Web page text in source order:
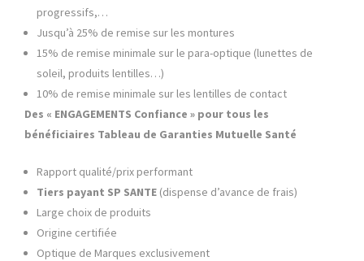
progressifs,…
Jusqu’à 25% de remise sur les montures
15% de remise minimale sur le para-optique (lunettes de
soleil, produits lentilles…)
10% de remise minimale sur les lentilles de contact
Des « ENGAGEMENTS Confiance » pour tous les
bénéficiaires Tableau de Garanties Mutuelle Santé
Rapport qualité/prix performant
Tiers payant SP SANTE (dispense d’avance de frais)
Large choix de produits
Origine certifiée
Optique de Marques exclusivement